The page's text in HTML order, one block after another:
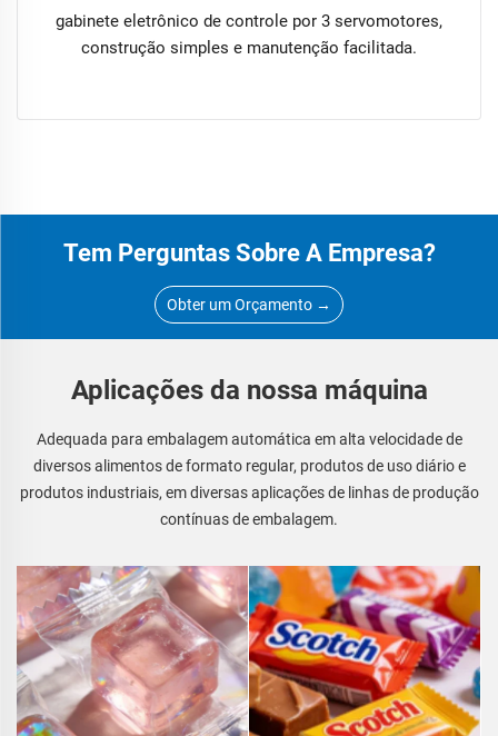
gabinete eletrônico de controle por 3 servomotores,
construção simples e manutenção facilitada.
Tem Perguntas Sobre A Empresa?
Obter um Orçamento →
Aplicações da nossa máquina
Adequada para embalagem automática em alta velocidade de
diversos alimentos de formato regular, produtos de uso diário e
produtos industriais, em diversas aplicações de linhas de produção
contínuas de embalagem.